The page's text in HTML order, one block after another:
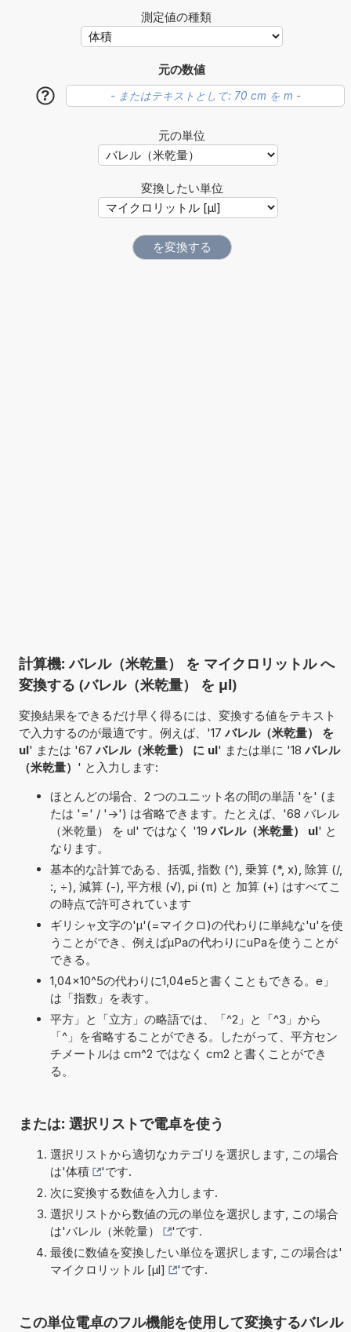
測定値の種類
元の数値
?
元の単位
変換したい単位
計算機: バレル（米乾量） を マイクロリットル へ
変換する (バレル（米乾量） を µl)
変換結果をできるだけ早く得るには、変換する値をテキスト
で入力するのが最適です。例えば、'17 バレル（米乾量） を
ul' または '67 バレル（米乾量） に ul' または単に '18 バレル
（米乾量） ' と入力します:
ほとんどの場合、2 つのユニット名の間の単語 'を' (ま
たは '=' / '->') は省略できます。たとえば、'68 バレル
（米乾量） を ul' ではなく '19 バレル（米乾量） ul' と
なります。
基本的な計算である、括弧, 指数 (^), 乗算 (*, x), 除算 (/,
:, ÷), 減算 (-), 平方根 (√), pi (π) と 加算 (+) はすべてこ
の時点で許可されています
ギリシャ文字の'μ'(=マイクロ)の代わりに単純な'u'を使
うことができ、例えばµPaの代わりにuPaを使うことが
できる。
1,04×10^5の代わりに1,04e5と書くこともできる。e」
は「指数」を表す。
平方」と「立方」の略語では、「^2」と「^3」から
「^」を省略することができる。したがって、平方セン
チメートルは cm^2 ではなく cm2 と書くことができ
る。
または: 選択リストで電卓を使う
選択リストから適切なカテゴリを選択します, この場合
は'体積
'です.
次に変換する数値を入力します.
選択リストから数値の元の単位を選択します, この場合
は'バレル（米乾量）
'です.
最後に数値を変換したい単位を選択します, この場合は'
マイクロリットル [µl]
'です.
この単位電卓のフル機能を使用して変換するバレル